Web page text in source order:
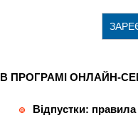
В ПРОГРАМІ ОНЛАЙН-
Відпустки: